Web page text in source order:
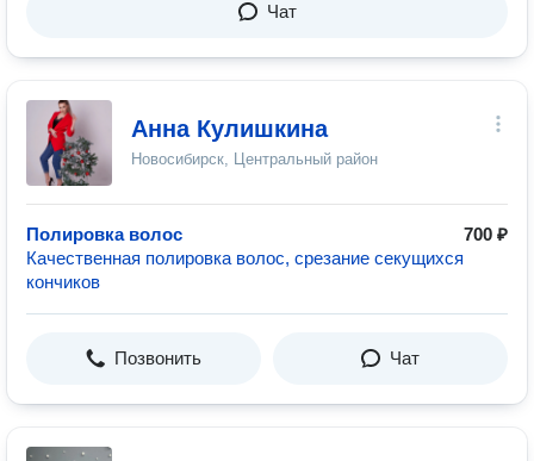
Чат
Анна Кулишкина
Новосибирск, Центральный район
Полировка волос
700 ₽
Качественная полировка волос, срезание секущихся
кончиков
Позвонить Чат